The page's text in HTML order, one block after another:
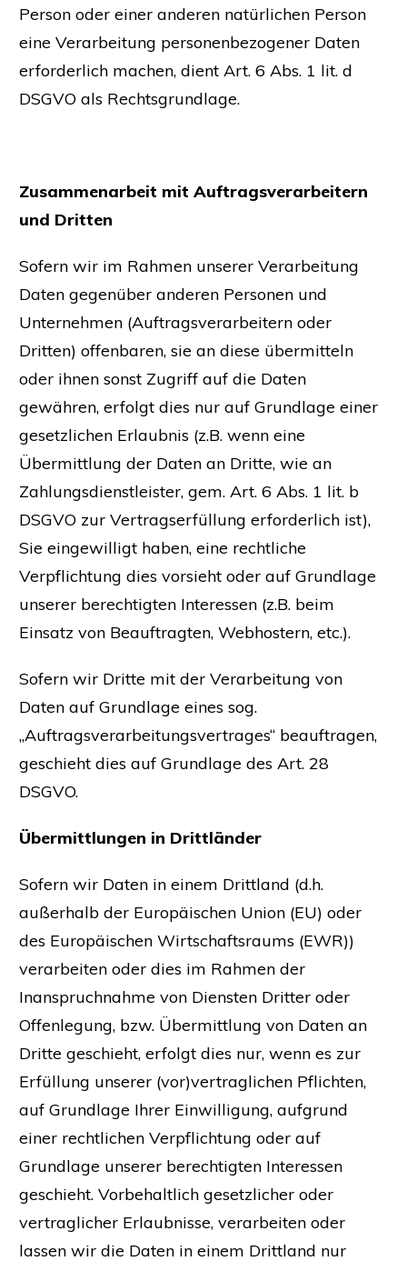
Person oder einer anderen natürlichen Person
eine Verarbeitung personenbezogener Daten
erforderlich machen, dient Art. 6 Abs. 1 lit. d
DSGVO als Rechtsgrundlage.
Zusammenarbeit mit Auftragsverarbeitern
und Dritten
Sofern wir im Rahmen unserer Verarbeitung
Daten gegenüber anderen Personen und
Unternehmen (Auftragsverarbeitern oder
Dritten) offenbaren, sie an diese übermitteln
oder ihnen sonst Zugriff auf die Daten
gewähren, erfolgt dies nur auf Grundlage einer
gesetzlichen Erlaubnis (z.B. wenn eine
Übermittlung der Daten an Dritte, wie an
Zahlungsdienstleister, gem. Art. 6 Abs. 1 lit. b
DSGVO zur Vertragserfüllung erforderlich ist),
Sie eingewilligt haben, eine rechtliche
Verpflichtung dies vorsieht oder auf Grundlage
unserer berechtigten Interessen (z.B. beim
Einsatz von Beauftragten, Webhostern, etc.).
Sofern wir Dritte mit der Verarbeitung von
Daten auf Grundlage eines sog.
„Auftragsverarbeitungsvertrages“ beauftragen,
geschieht dies auf Grundlage des Art. 28
DSGVO.
Übermittlungen in Drittländer
Sofern wir Daten in einem Drittland (d.h.
außerhalb der Europäischen Union (EU) oder
des Europäischen Wirtschaftsraums (EWR))
verarbeiten oder dies im Rahmen der
Inanspruchnahme von Diensten Dritter oder
Offenlegung, bzw. Übermittlung von Daten an
Dritte geschieht, erfolgt dies nur, wenn es zur
Erfüllung unserer (vor)vertraglichen Pflichten,
auf Grundlage Ihrer Einwilligung, aufgrund
einer rechtlichen Verpflichtung oder auf
Grundlage unserer berechtigten Interessen
geschieht. Vorbehaltlich gesetzlicher oder
vertraglicher Erlaubnisse, verarbeiten oder
lassen wir die Daten in einem Drittland nur